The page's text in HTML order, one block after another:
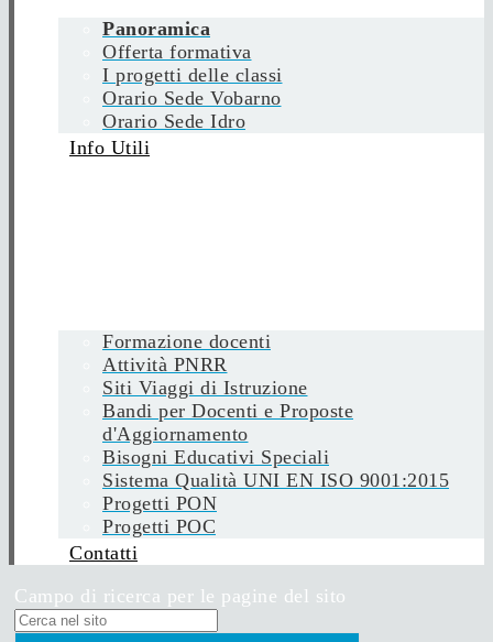
Panoramica
Offerta formativa
I progetti delle classi
Orario Sede Vobarno
Orario Sede Idro
Info Utili
Formazione docenti
Attività PNRR
Siti Viaggi di Istruzione
Bandi per Docenti e Proposte
d'Aggiornamento
Bisogni Educativi Speciali
Sistema Qualità UNI EN ISO 9001:2015
Progetti PON
Progetti POC
Contatti
Campo di ricerca per le pagine del sito